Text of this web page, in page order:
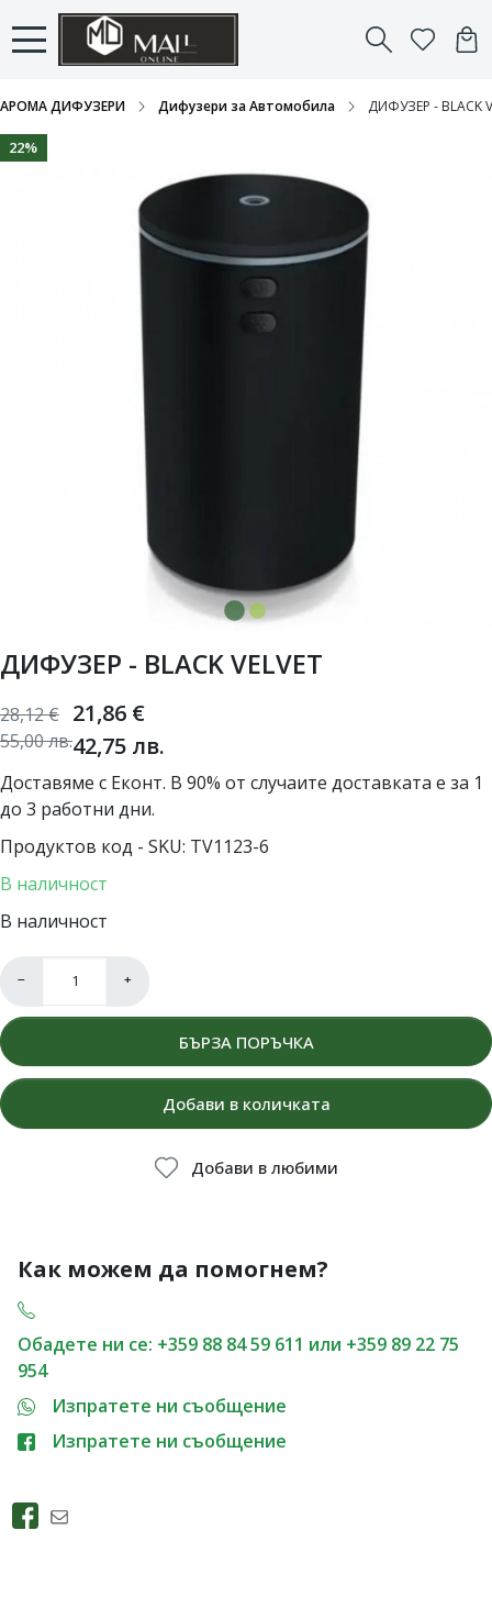
АРОМА ДИФУЗЕРИ Дифузери за Автомобила ДИФУЗЕР - BLACK
22%
ДИФУЗЕР - BLACK VELVET
21,86 €
42,75 лв.
28,12€
55,00лв.
Доставяме с Еконт. В 90% от случаите доставката е за 1
до 3 работни дни.
Продуктов код - SKU TV1123-6
В наличност
В наличност
− +
БЪРЗА ПОРЪЧКА
Добави в количката
Добави в любими
Как можем да помогнем?
Обадете ни се: +359 88 84 59 611 или +359 89 22 75
954
Изпратете ни съобщение
Изпратете ни съобщение